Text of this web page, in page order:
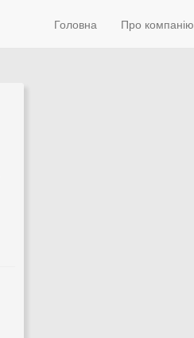
Головна Про компанію